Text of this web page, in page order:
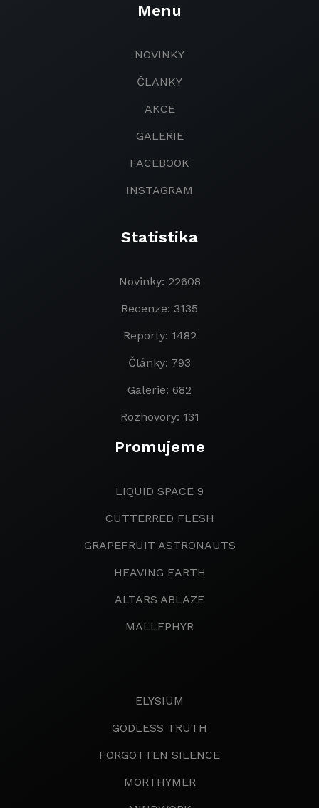
Menu
NOVINKY
ČLANKY
AKCE
GALERIE
FACEBOOK
INSTAGRAM
Statistika
Novinky: 22608
Recenze: 3135
Reporty: 1482
Články: 793
Galerie: 682
Rozhovory: 131
Promujeme
LIQUID SPACE 9
CUTTERRED FLESH
GRAPEFRUIT ASTRONAUTS
HEAVING EARTH
ALTARS ABLAZE
MALLEPHYR
ELYSIUM
GODLESS TRUTH
FORGOTTEN SILENCE
MORTHYMER